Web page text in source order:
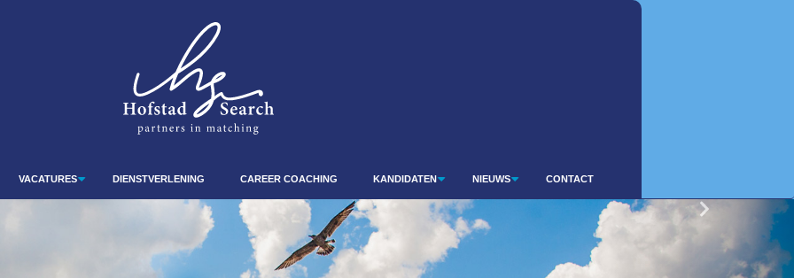
VACATURES DIENSTVERLENING CAREER COACHING KANDIDATEN NIEUWS CONTACT
Volgende